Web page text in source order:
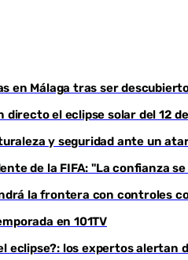
en Málaga tras ser
directo el eclipse solar del 12
y seguridad ante un
de la FIFA: "La confianza
la frontera con controles
en 101TV
eclipse?: los expertos